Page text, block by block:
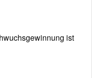
ist